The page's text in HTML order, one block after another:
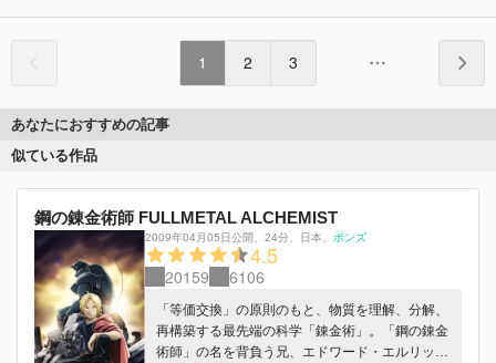
1 2 3
あなたにおすすめの記事
似ている作品
鋼の錬金術師 FULLMETAL ALCHEMIST
2009年04月05日公開 24分 日本 ボンズ
4.5
20159 6106
「等価交換」の原則のもと、物質を理解、分解、
再構築する最先端の科学「錬金術」。「鋼の錬金
術師」の名を背負う兄、エドワード・エルリック